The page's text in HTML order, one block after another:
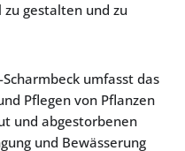
gestalten und zu
umfasst das
Pflegen von Pflanzen
und abgestorbenen
und Bewässerung